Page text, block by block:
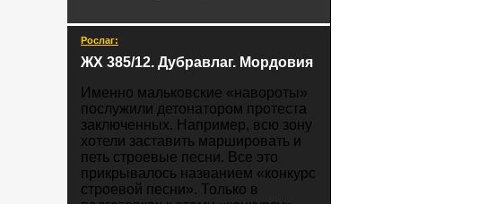
Рослаг:
ЖХ 385/12. Дубравлаг. Мордовия
Именно мальковские «навороты»
послужили детонатором протеста
заключенных. Например, всю зону
хотели заставить маршировать и
петь строевые песни. Все это
прикрывалось названием «конкурс
строевой песни». Только в